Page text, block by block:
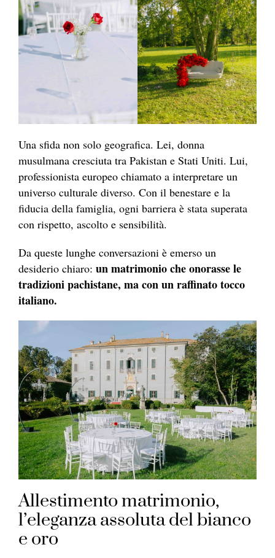
Una sfida non solo geografica. Lei, donna
musulmana cresciuta tra Pakistan e Stati Uniti. Lui,
professionista europeo chiamato a interpretare un
universo culturale diverso. Con il benestare e la
fiducia della famiglia, ogni barriera è stata superata
con rispetto, ascolto e sensibilità.
Da queste lunghe conversazioni è emerso un
desiderio chiaro: un matrimonio che onorasse le
tradizioni pachistane, ma con un raffinato tocco
italiano.
Allestimento matrimonio,
l’eleganza assoluta del bianco
e oro